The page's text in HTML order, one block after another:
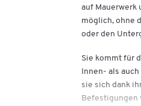
auf Mauerwerk
möglich, ohne
oder den
Sie kommt für
Innen- als
sie sich dank
Befestigungen